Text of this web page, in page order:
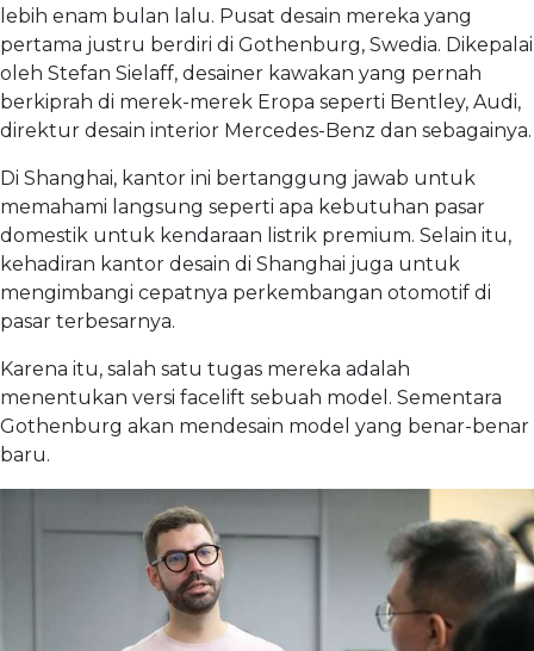
lebih enam bulan lalu. Pusat desain mereka yang
pertama justru berdiri di Gothenburg, Swedia. Dikepalai
oleh Stefan Sielaff, desainer kawakan yang pernah
berkiprah di merek-merek Eropa seperti Bentley, Audi,
direktur desain interior Mercedes-Benz dan sebagainya.
Di Shanghai, kantor ini bertanggung jawab untuk
memahami langsung seperti apa kebutuhan pasar
domestik untuk kendaraan listrik premium. Selain itu,
kehadiran kantor desain di Shanghai juga untuk
mengimbangi cepatnya perkembangan otomotif di
pasar terbesarnya.
Karena itu, salah satu tugas mereka adalah
menentukan versi facelift sebuah model. Sementara
Gothenburg akan mendesain model yang benar-benar
baru.